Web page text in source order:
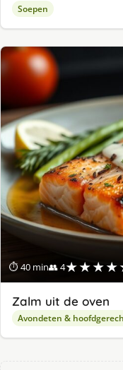
Soepen
⏱ 40 min👥 4
Zalm uit de oven
Avondeten &